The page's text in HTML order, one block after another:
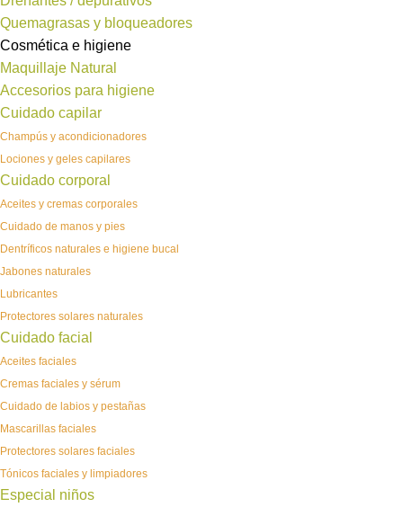
Quemagrasas y bloqueadores
Cosmética e higiene
Maquillaje Natural
Accesorios para higiene
Cuidado capilar
Champús y acondicionadores
Lociones y geles capilares
Cuidado corporal
Aceites y cremas corporales
Cuidado de manos y pies
Dentríficos naturales e higiene bucal
Jabones naturales
Lubricantes
Protectores solares naturales
Cuidado facial
Aceites faciales
Cremas faciales y sérum
Cuidado de labios y pestañas
Mascarillas faciales
Protectores solares faciales
Tónicos faciales y limpiadores
Especial niños